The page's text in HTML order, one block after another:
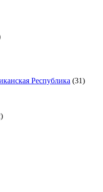
Республика (31)